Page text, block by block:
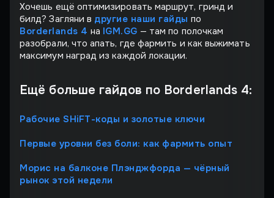
Хочешь ещё оптимизировать маршрут, гринд и
билд? Загляни в другие наши гайды по
Borderlands 4 на IGM.GG — там по полочкам
разобрали, что апать, где фармить и как выжимать
максимум наград из каждой локации.
Ещё больше гайдов по Borderlands 4:
Рабочие SHiFT-коды и золотые ключи
Первые уровни без боли: как фармить опыт
Морис на балконе Плэнджфорда — чёрный
рынок этой недели